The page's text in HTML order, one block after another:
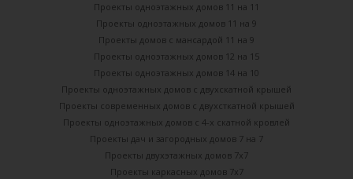
Проекты одноэтажных домов 11 на 11
Проекты одноэтажных домов 11 на 9
Проекты домов с мансардой 11 на 9
Проекты одноэтажных домов 12 на 15
Проекты одноэтажных домов 14 на 10
Проекты одноэтажных домов с двухскатной крышей
Проекты современных домов с двухсткатной крышей
Проекты одноэтажных домов с 4-х скатной кровлей
Проекты дач и загородных домов 7 на 7
Проекты двухэтажных домов 7х7
Проекты каркасных домов 7х7